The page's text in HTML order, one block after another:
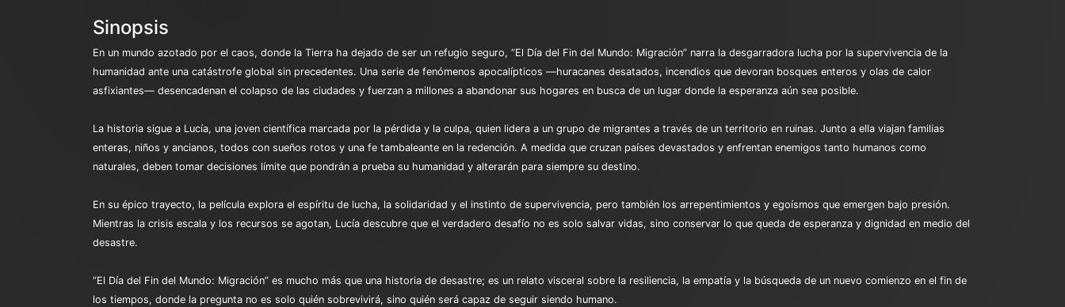
Sinopsis
En un mundo azotado por el caos, donde la Tierra ha dejado de ser un refugio seguro, “El Día del Fin del Mundo: Migración” narra la desgarradora lucha por la supervivencia de la
humanidad ante una catástrofe global sin precedentes. Una serie de fenómenos apocalípticos —huracanes desatados, incendios que devoran bosques enteros y olas de calor
asfixiantes— desencadenan el colapso de las ciudades y fuerzan a millones a abandonar sus hogares en busca de un lugar donde la esperanza aún sea posible.
La historia sigue a Lucía, una joven científica marcada por la pérdida y la culpa, quien lidera a un grupo de migrantes a través de un territorio en ruinas. Junto a ella viajan familias
enteras, niños y ancianos, todos con sueños rotos y una fe tambaleante en la redención. A medida que cruzan países devastados y enfrentan enemigos tanto humanos como
naturales, deben tomar decisiones límite que pondrán a prueba su humanidad y alterarán para siempre su destino.
En su épico trayecto, la película explora el espíritu de lucha, la solidaridad y el instinto de supervivencia, pero también los arrepentimientos y egoísmos que emergen bajo presión.
Mientras la crisis escala y los recursos se agotan, Lucía descubre que el verdadero desafío no es solo salvar vidas, sino conservar lo que queda de esperanza y dignidad en medio del
desastre.
“El Día del Fin del Mundo: Migración” es mucho más que una historia de desastre; es un relato visceral sobre la resiliencia, la empatía y la búsqueda de un nuevo comienzo en el fin de
los tiempos, donde la pregunta no es solo quién sobrevivirá, sino quién será capaz de seguir siendo humano.